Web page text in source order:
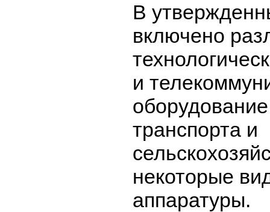
В
включено
и
транспорта и
некоторые
аппаратуры.